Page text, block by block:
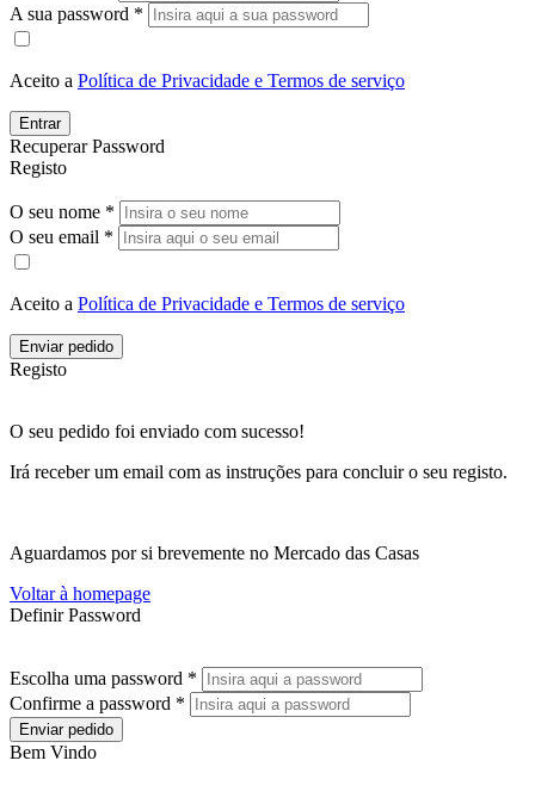
A sua password *
Aceito a Política de Privacidade e Termos de serviço
Entrar
Recuperar Password
Registo
O seu nome *
O seu email *
Aceito a Política de Privacidade e Termos de serviço
Enviar pedido
Registo
O seu pedido foi enviado com sucesso!
Irá receber um email com as instruções para concluir o seu registo.
Aguardamos por si brevemente no Mercado das Casas
Voltar à homepage
Definir Password
Escolha uma password *
Confirme a password *
Enviar pedido
Bem Vindo